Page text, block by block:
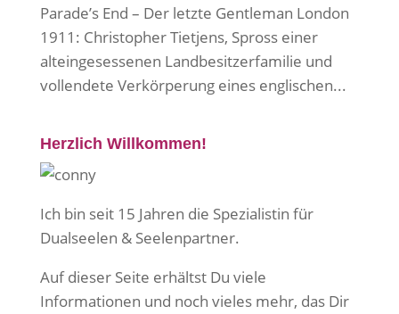
Parade’s End – Der letzte Gentleman London
1911: Christopher Tietjens, Spross einer
alteingesessenen Landbesitzerfamilie und
vollendete Verkörperung eines englischen...
Herzlich Willkommen!
Ich bin seit 15 Jahren die Spezialistin für
Dualseelen & Seelenpartner.
Auf dieser Seite erhältst Du viele
Informationen und noch vieles mehr, das Dir